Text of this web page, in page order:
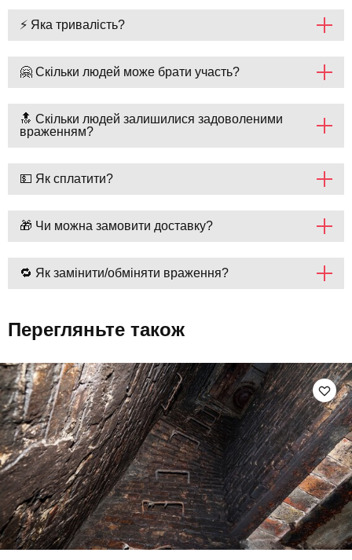
⚡ Яка тривалість?
🤗 Скільки людей може брати участь?
🔝 Скільки людей залишилися задоволеними
враженням?
💵 Як сплатити?
🎁 Чи можна замовити доставку?
🔁 Як замінити/обміняти враження?
Перегляньте також